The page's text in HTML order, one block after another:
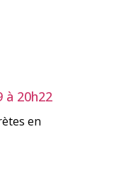
à 20h22
en